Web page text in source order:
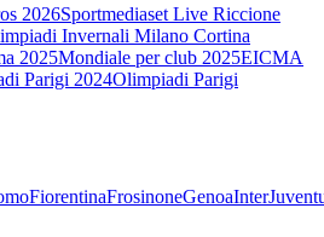
2026Sportmediaset Live Riccione
Invernali Milano Cortina
2025Mondiale per club 2025EICMA
Parigi 2024Olimpiadi Parigi
FiorentinaFrosinoneGenoaInter